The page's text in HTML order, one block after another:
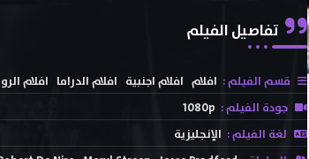
تفاصيل الفيلم
قسم الفيلم : افلام افلام اجنبية افلام الدراما افلام
جودة الفيلم : 1080p
لغة الفيلم : الإنجليزية